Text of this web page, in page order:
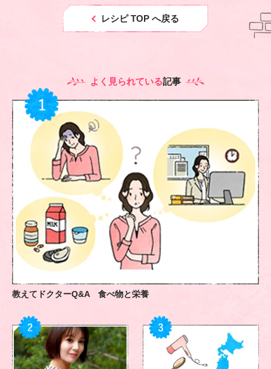
レシピ TOP へ戻る
よく見られている記事
教えてドクターQ&A 食べ物と栄養